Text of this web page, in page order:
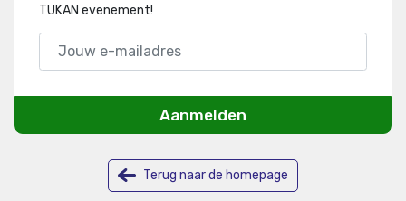
TUKAN evenement!
Aanmelden
Terug naar de homepage